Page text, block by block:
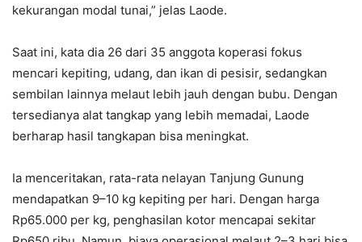
kekurangan modal tunai,” jelas Laode.
Saat ini, kata dia 26 dari 35 anggota koperasi fokus
mencari kepiting, udang, dan ikan di pesisir, sedangkan
sembilan lainnya melaut lebih jauh dengan bubu. Dengan
tersedianya alat tangkap yang lebih memadai, Laode
berharap hasil tangkapan bisa meningkat.
Ia menceritakan, rata-rata nelayan Tanjung Gunung
mendapatkan 9–10 kg kepiting per hari. Dengan harga
Rp65.000 per kg, penghasilan kotor mencapai sekitar